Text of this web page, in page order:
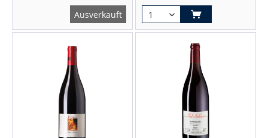
Ausverkauft